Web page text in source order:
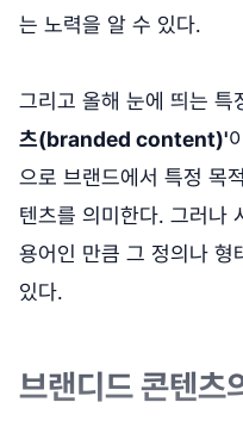
는 노력을 알 수 있다.
그리고 올해 눈에 띄는 특
츠(branded content)'
으로 브랜드에서 특정 목
텐츠를 의미한다. 그러나
용어인 만큼 그 정의나 형
있다.
브랜디드 콘텐츠